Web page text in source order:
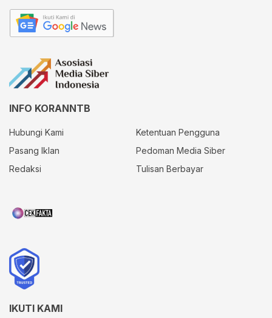
INFO KORANNTB
Hubungi Kami
Ketentuan Pengguna
Pasang Iklan
Pedoman Media Siber
Redaksi
Tulisan Berbayar
IKUTI KAMI